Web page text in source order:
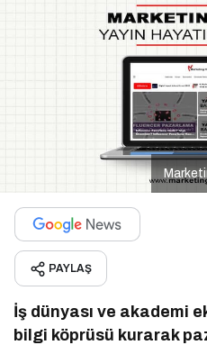
PAYLAŞ
İş dünyası ve akademi
bilgi köprüsü kurarak